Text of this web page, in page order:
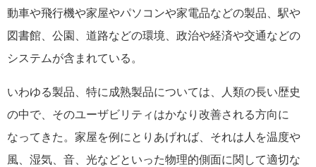
o
動車や飛行機や家屋やパソコンや家電品などの製品、駅や
図書館、公園、道路などの環境、政治や経済や交通などの
システムが含まれている。
いわゆる製品、特に成熟製品については、人類の長い歴史
の中で、そのユーザビリティはかなり改善される方向に
なってきた。家屋を例にとりあげれば、それは人を温度や
風、湿気、音、光などといった物理的側面に関して適切な